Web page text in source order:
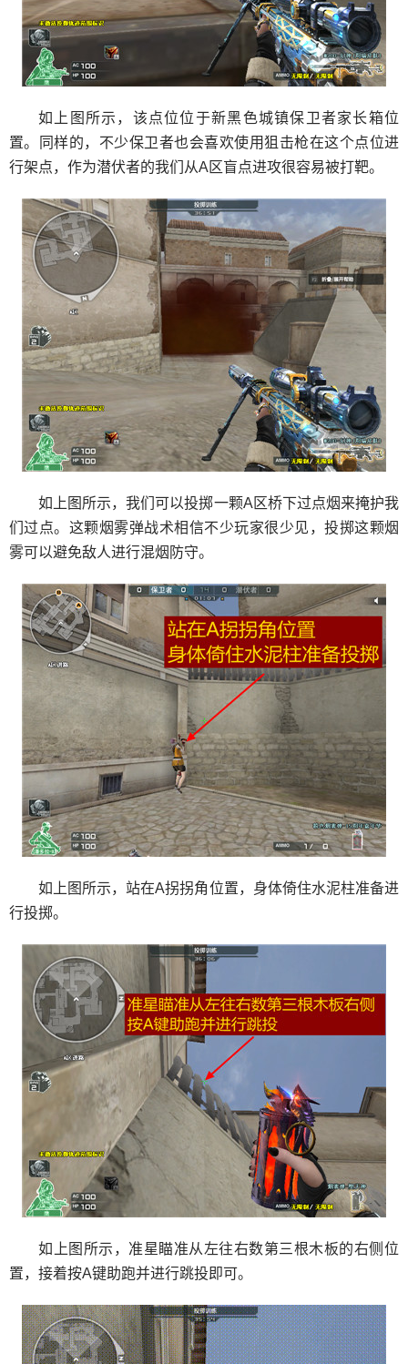
如上图所示，该点位位于新黑色城镇保卫者家长箱位
置。同样的，不少保卫者也会喜欢使用狙击枪在这个点位进
行架点，作为潜伏者的我们从A区盲点进攻很容易被打靶。
如上图所示，我们可以投掷一颗A区桥下过点烟来掩护我
们过点。这颗烟雾弹战术相信不少玩家很少见，投掷这颗烟
雾可以避免敌人进行混烟防守。
如上图所示，站在A拐拐角位置，身体倚住水泥柱准备进
行投掷。
如上图所示，准星瞄准从左往右数第三根木板的右侧位
置，接着按A键助跑并进行跳投即可。